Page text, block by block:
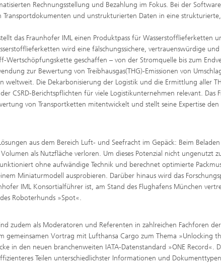
Rechnungsstellung und Bezahlung im Fokus. Bei der
und unstrukturierten Daten in eine
das Fraunhofer IML einen Produktpass für Wasserstofflieferketten
wird eine fälschungssichere, vertrauenswürdige
Wertschöpfungskette geschaffen – von der Stromquelle bis zum
zur Bewertung von Treibhausgas(THG)-Emissionen von
weltweit. Die Dekarbonisierung der Logistik und die Ermittlung aller
CSRD-Berichtspflichten für viele Logistikunternehmen relevant. Das
von Transportketten mitentwickelt und stellt seine Expertise den
aus dem Bereich Luft- und Seefracht im Gepäck: Beim
als Nutzfläche verloren. Um dieses Potenzial nicht ungenutzt
ohne aufwändige Technik und berechnet optimierte
Miniaturmodell ausprobieren. Darüber hinaus wird das
IML Konsortialführer ist, am Stand des Flughafens München
Roboterhunds »Spot«.
zudem als Moderatoren und Referenten in zahlreichen Fachforen
gemeinsamen Vortrag mit Lufthansa Cargo zum Thema »Unlocking
in den neuen branchenweiten IATA-Datenstandard »ONE Record«.
Teilen unterschiedlichster Informationen und